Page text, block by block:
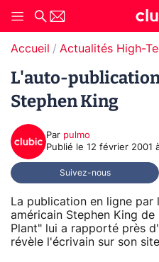
Accueil Actualités High-
L'auto-
Stephen King
Par pulmo
Publié le 12 février 2001
Suivez-nous
La publication en ligne
américain Stephen King
Plant" lui a rapporté près
révèle l'écrivain sur son